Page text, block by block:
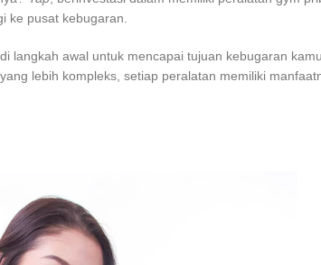
ke pusat kebugaran.
langkah awal untuk mencapai tujuan kebugaran
lebih kompleks, setiap peralatan memiliki